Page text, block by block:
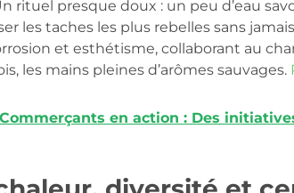
rituel presque doux : un peu d’eau
les taches les plus rebelles sans
et esthétisme, collaborant au
les mains pleines d’arômes sauvages.
Commerçants en action : Des